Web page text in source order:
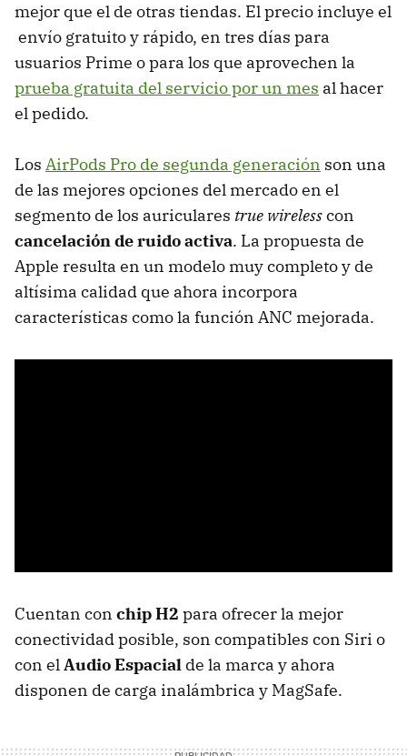
mejor que el de otras tiendas. El precio incluye el
envío gratuito y rápido, en tres días para
usuarios Prime o para los que aprovechen la
prueba gratuita del servicio por un mes al hacer
el pedido.
Los AirPods Pro de segunda generación son una
de las mejores opciones del mercado en el
segmento de los auriculares true wirelesscon
cancelación de ruido activa. La propuesta de
Apple resulta en un modelo muy completo y de
altísima calidad que ahora incorpora
características como la función ANC mejorada.
Cuentan con chip H2 para ofrecer la mejor
conectividad posible, son compatibles con Siri o
con elAudio Espacial de la marca y ahora
disponen de carga inalámbrica y MagSafe.